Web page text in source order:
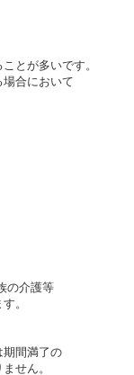
とが多いです。
合において
の介護等
。
期間満了の
せん。